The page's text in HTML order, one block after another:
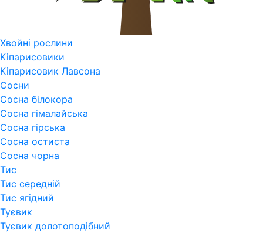
Хвойні рослини
Кіпарисовики
Кіпарисовик Лавсона
Сосни
Сосна білокора
Сосна гімалайська
Сосна гірська
Сосна остиста
Сосна чорна
Тис
Тис середній
Тис ягідний
Туєвик
Туєвик долотоподібний